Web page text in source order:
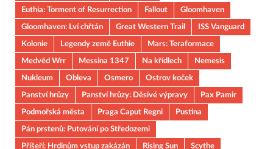
Euthia: Torment of Resurrection
Fallout
Gloomhaven
Gloomhaven: Lví chřtán
Great Western Trail
ISS Vanguard
Kolonie
Legendy země Euthie
Mars: Teraformace
Medvěd Wrr
Messina 1347 Na křídlech
Nemesis
Nukleum
Obleva Osmero
Ostrov koček
Panství hrůzy
Panství hrůzy: Děsivé výpravy
Pax Pamir
Podmořská města
Praga Caput Regni
Pustina
Pán prstenů: Putování po Středozemi
Příšeří: Hrdinům vstup zakázán
Rising Sun
Scythe